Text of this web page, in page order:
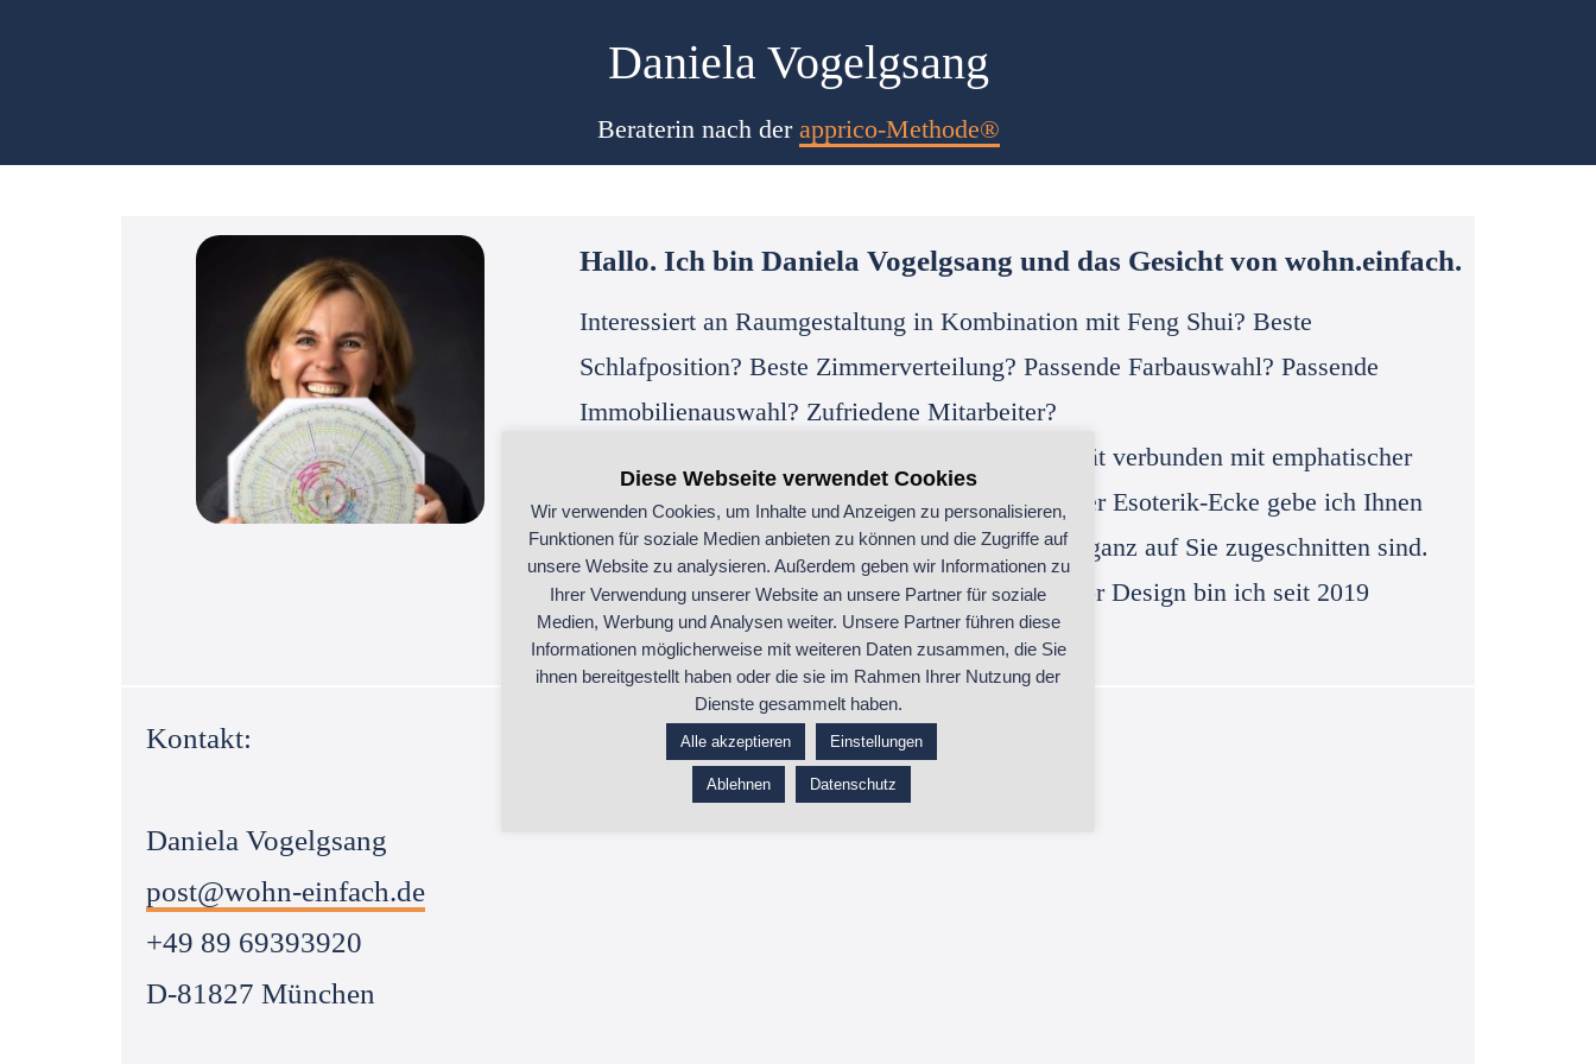
Daniela Vogelgsang
Beraterin nach der apprico-Methode®
Hallo. Ich bin Daniela Vogelgsang und das Gesicht von wohn.einfach.
Interessiert an Raumgestaltung in Kombination mit Feng Shui? Beste
Schlafposition? Beste Zimmerverteilung? Passende Farbauswahl? Passende
Immobilienauswahl? Zufriedene Mitarbeiter?
Mein Stil ist geprägt von analytischer Rationalität verbunden mit emphatischer
Sensibilität. Ohne Schnickschnack und fernab der Esoterik-Ecke gebe ich Ihnen
konkrete Ideen an die Hand, die persönlich und ganz auf Sie zugeschnitten sind.
Mit meiner Ausbildung im Feng Shui und Interior Design bin ich seit 2019
selbstständige Wohnberaterin.
Kontakt:
Daniela Vogelgsang
post@wohn-einfach.de
+49 89 69393920
D-81827 München
https://wohn-einfach.de
Diese Webseite verwendet Cookies
Wir verwenden Cookies, um Inhalte und Anzeigen zu personalisieren,
Funktionen für soziale Medien anbieten zu können und die Zugriffe auf
unsere Website zu analysieren. Außerdem geben wir Informationen zu
Ihrer Verwendung unserer Website an unsere Partner für soziale
Medien, Werbung und Analysen weiter. Unsere Partner führen diese
Informationen möglicherweise mit weiteren Daten zusammen, die Sie
ihnen bereitgestellt haben oder die sie im Rahmen Ihrer Nutzung der
Dienste gesammelt haben.
Alle akzeptieren Einstellungen
Ablehnen Datenschutz